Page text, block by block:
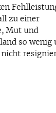
zu einer
Mut und
so wenig
nicht